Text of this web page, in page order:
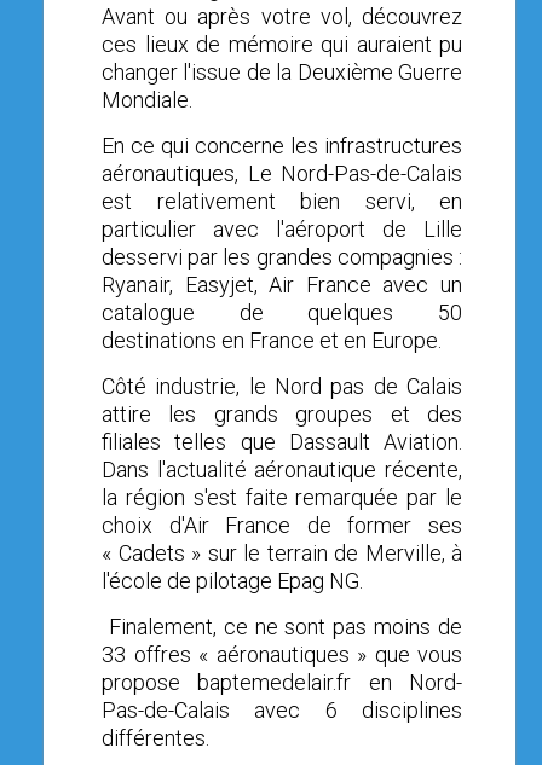
Avant ou après votre vol, découvrez
ces
lieux de mémoire qui auraient pu
changer l'issue de la Deuxième Guerre
Mondiale.
En ce qui concerne les infrastructures
aéronautiques, Le Nord-Pas-de-Calais
est relativement bien servi, en
particulier avec l'aéroport de Lille
desservi par les grandes compagnies :
Ryanair, Easyjet, Air France avec un
catalogue de quelques 50
destinations en France et en Europe.
Côté industrie, le Nord pas de Calais
attire les grands groupes et des
filiales telles que Dassault Aviation.
Dans l'actualité aéronautique récente,
la région s'est faite remarquée par le
choix d'Air France de former ses
« Cadets » sur le terrain de Merville, à
l'école de pilotage Epag NG.
Finalement, ce ne sont pas moins de
33 offres « aéronautiques » que vous
propose baptemedelair.fr en Nord-
Pas-de-Calais avec 6 disciplines
différentes.